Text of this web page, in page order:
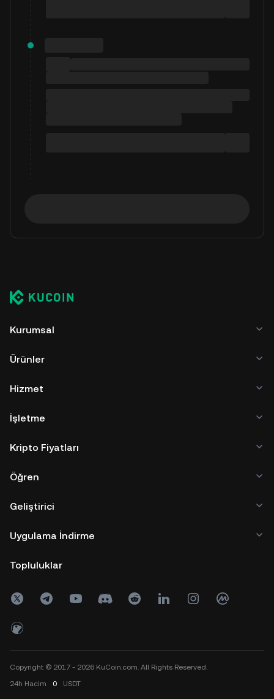
Kurumsal
Ürünler
Hizmet
İşletme
Kripto Fiyatları
Öğren
Geliştirici
Uygulama İndirme
Topluluklar
Copyright © 2017 - 2026 KuCoin.com. All Rights Reserved.
24h Hacim 0 USDT